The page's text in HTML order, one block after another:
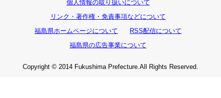
個人情報の取り扱いについて
リンク・著作権・免責事項などについて
福島県ホームページについて
RSS配信について
福島県の広告事業について
Copyright © 2014 Fukushima Prefecture.All Rights Reserved.